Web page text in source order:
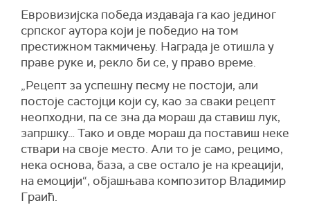
Евровизијска победа издаваја га као јединог
српског аутора који је победио на том
престижном такмичењу. Награда је отишла у
праве руке и, рекло би се, у право време.
„Рецепт за успешну песму не постоји, али
постоје састојци који су, као за сваки рецепт
неопходни, па се зна да мораш да ставиш лук,
запршку… Тако и овде мораш да поставиш неке
ствари на своје место. Али то је само, рецимо,
нека основа, база, а све остало је на креацији,
на емоцији“, објашњава композитор Владимир
Граић.